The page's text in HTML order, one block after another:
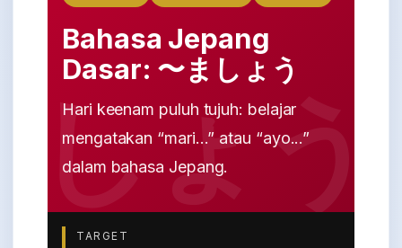
Bahasa Jepang
Dasar: 〜ましょう
Hari keenam puluh tujuh: belajar
mengatakan “mari...” atau “ayo...”
dalam bahasa Jepang.
TARGET